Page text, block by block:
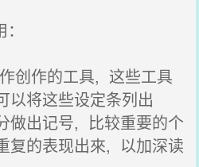
创作的工具, 这些工具
将这些设定条列出
做出记号, 比较重要的个
复的表现出來, 以加深读